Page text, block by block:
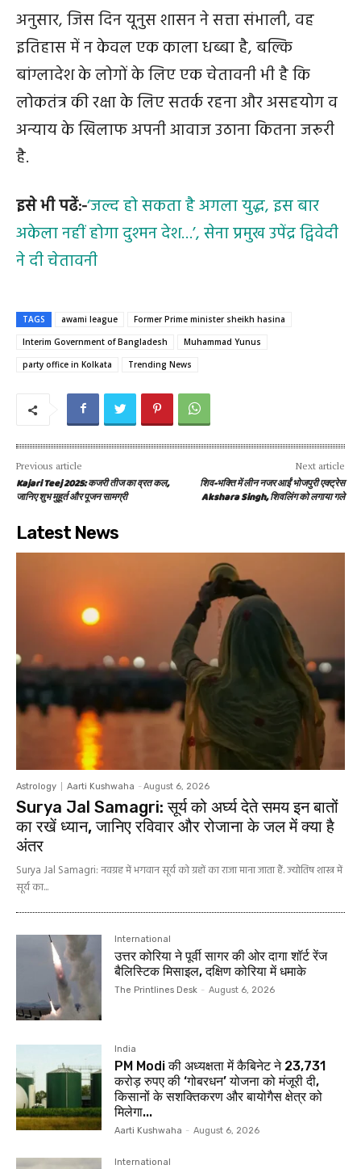
अनुसार, जिस दिन यूनुस शासन ने सत्ता संभाली, वह
इतिहास में न केवल एक काला धब्बा है, बल्कि
बांग्लादेश के लोगों के लिए एक चेतावनी भी है कि
लोकतंत्र की रक्षा के लिए सतर्क रहना और असहयोग व
अन्याय के खिलाफ अपनी आवाज उठाना कितना जरूरी
है.
इसे भी पढें:-‘जल्द हो सकता है अगला युद्ध, इस बार
अकेला नहीं होगा दुश्मन देश…’, सेना प्रमुख उपेंद्र द्विवेदी
ने दी चेतावनी
TAGS awami league
Former Prime minister sheikh hasina
Interim Government of Bangladesh
Muhammad Yunus
party office in Kolkata
Trending News
Previous article
Kajari Teej 2025: कजरी तीज का व्रत कल,
जानिए शुभ मुहूर्त और पूजन सामग्री
Next article
शिव-भक्ति में लीन नजर आईं भोजपुरी एक्ट्रेस
Akshara Singh, शिवलिंग को लगाया गले
Latest News
Astrology Aarti Kushwaha - August 6, 2026
Surya Jal Samagri: सूर्य को अर्घ्य देते समय इन बातों
का रखें ध्यान, जानिए रविवार और रोजाना के जल में क्या है
अंतर
Surya Jal Samagri: नवग्रह में भगवान सूर्य को ग्रहों का राजा माना जाता हैं. ज्योतिष शास्त्र में
सूर्य का...
International
उत्तर कोरिया ने पूर्वी सागर की ओर दागा शॉर्ट रेंज
बैलिस्टिक मिसाइल, दक्षिण कोरिया में धमाके
The Printlines Desk - August 6, 2026
India
PM Modi की अध्यक्षता में कैबिनेट ने 23,731
करोड़ रुपए की ‘गोबरधन’ योजना को मंजूरी दी,
किसानों के सशक्तिकरण और बायोगैस क्षेत्र को
मिलेगा...
Aarti Kushwaha - August 6, 2026
International